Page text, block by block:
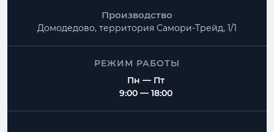
Производство
Домодедово, территория Самори-Трейд, 1/1
РЕЖИМ РАБОТЫ
Пн — Пт
9:00 — 18:00